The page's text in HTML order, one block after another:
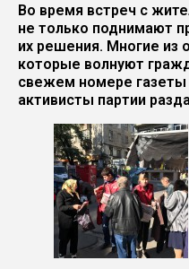
Во время встреч с
не только поднимают
их решения. Многие из
которые волнуют
свежем номере
активисты партии